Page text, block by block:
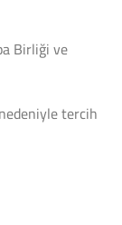
Birliği ve
tercih